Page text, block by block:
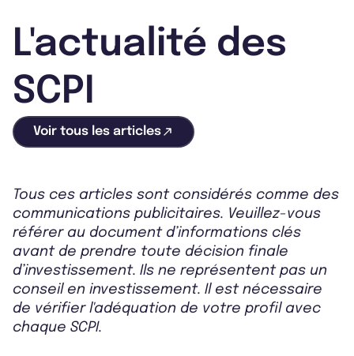
L'actualité des
SCPI
Voir tous les articles
Tous ces articles sont considérés comme des
communications publicitaires. Veuillez-vous
référer au document d’informations clés
avant de prendre toute décision finale
d’investissement. Ils ne représentent pas un
conseil en investissement. Il est nécessaire
de vérifier l'adéquation de votre profil avec
chaque SCPI.